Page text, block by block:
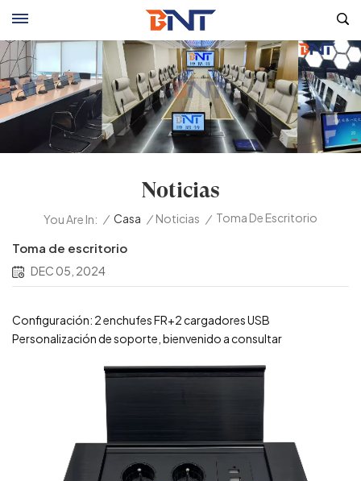
Noticias
You Are In: / Casa / Noticias / Toma De Escritorio
Toma de escritorio
DEC 05, 2024
Configuración: 2 enchufes FR+2 cargadores USB
Personalización de soporte, bienvenido a consultar